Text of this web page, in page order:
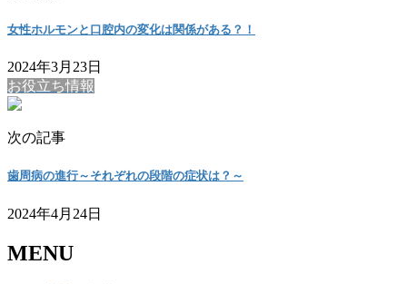
女性ホルモンと口腔内の変化は関係がある？！
2024年3月23日
お役立ち情報
次の記事
歯周病の進行～それぞれの段階の症状は？～
2024年4月24日
MENU